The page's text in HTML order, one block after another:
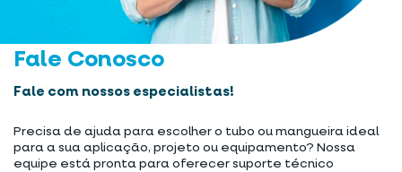
Fale Conosco
Fale com nossos especialistas!
Precisa de ajuda para escolher o tubo ou mangueira ideal
para a sua aplicação, projeto ou equipamento? Nossa
equipe está pronta para oferecer suporte técnico